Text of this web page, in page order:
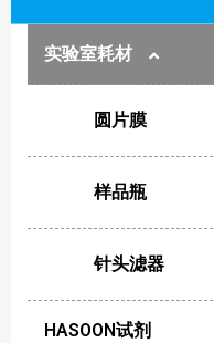
实验室耗材
圆片膜
样品瓶
针头滤器
HASOON试剂